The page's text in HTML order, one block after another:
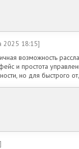
2025 18:15]
возможность
и простота
но для быстрого